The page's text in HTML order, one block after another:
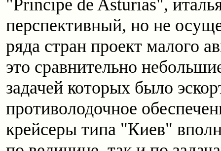
"Principe de Asturias",
перспективный, но не
ряда стран проект малого
это сравнительно
задачей которых было
противолодочное
крейсеры типа "Киев"